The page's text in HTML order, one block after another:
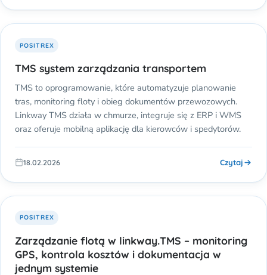
POSITREX
TMS system zarządzania transportem
TMS to oprogramowanie, które automatyzuje planowanie
tras, monitoring floty i obieg dokumentów przewozowych.
Linkway TMS działa w chmurze, integruje się z ERP i WMS
oraz oferuje mobilną aplikację dla kierowców i spedytorów.
18.02.2026 Czytaj
POSITREX
Zarządzanie flotą w linkway.TMS – monitoring
GPS, kontrola kosztów i dokumentacja w
jednym systemie